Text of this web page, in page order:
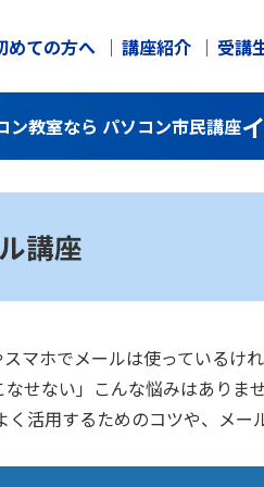
めての方へ 講座紹介 受講
教室なら パソコン市民講座
講座
マホでメールは使っているけ
せない」こんな悩みはありま
活用するためのコツや、メー